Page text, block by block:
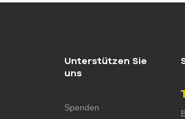
Unterstützen Sie
uns
Spenden